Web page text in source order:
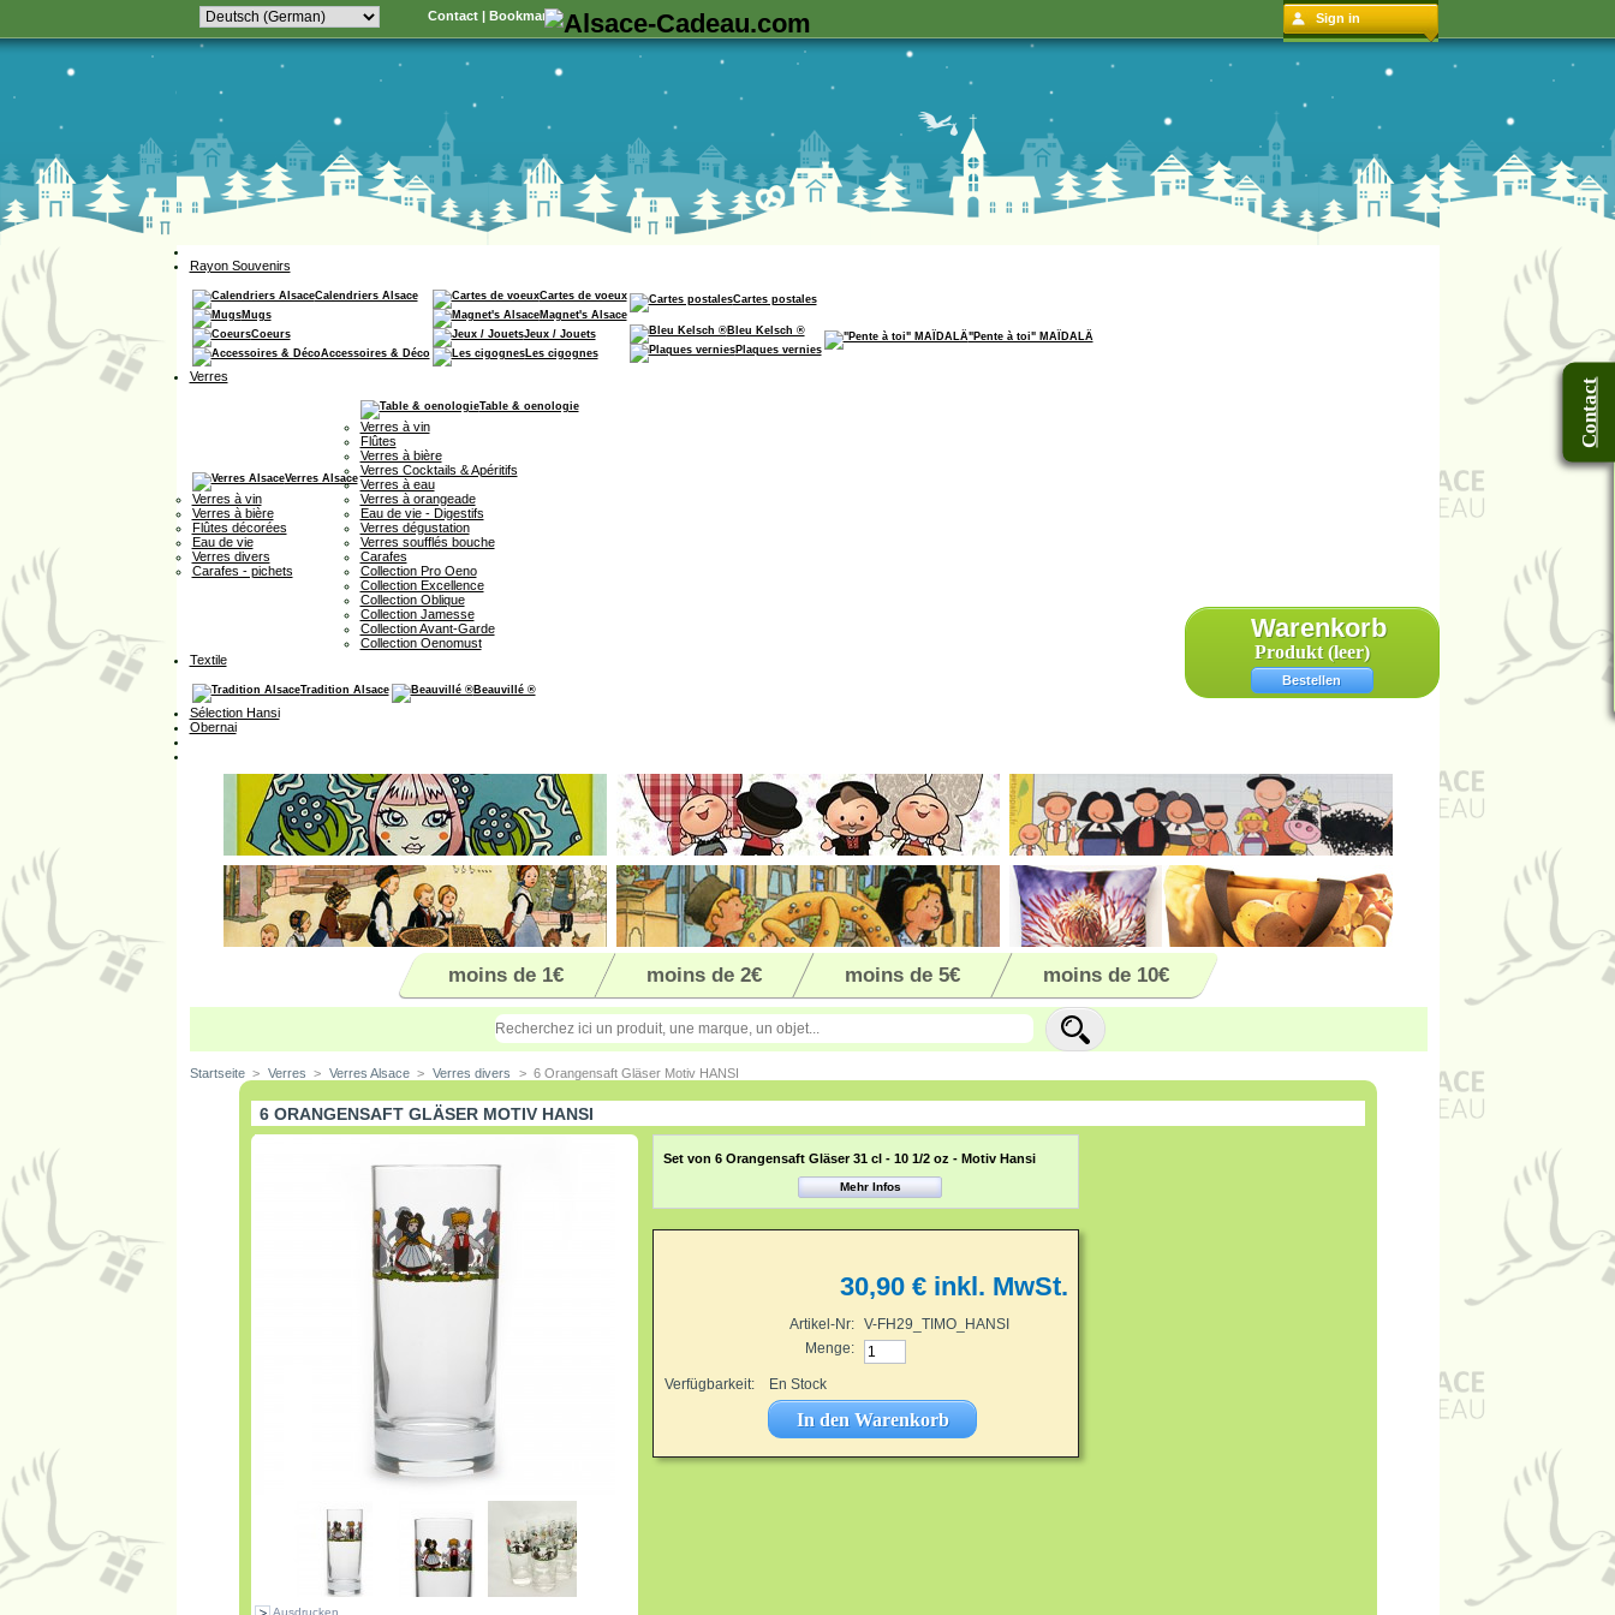
Contact | Bookmark Sign in
Rayon Souvenirs
Calendriers Alsace
Mugs
Coeurs
Accessoires & Déco
Cartes de voeux
Magnet's Alsace
Jeux / Jouets
Les cigognes
Cartes postales
Bleu Kelsch ®
Plaques vernies
"Pente à toi" MAÏDALÄ
Verres
Verres Alsace
Verres à vin
Verres à bière
Flûtes décorées
Eau de vie
Verres divers
Carafes - pichets
Table & oenologie
Verres à vin
Flûtes
Verres à bière
Verres Cocktails & Apéritifs
Verres à eau
Verres à orangeade
Eau de vie - Digestifs
Verres dégustation
Verres soufflés bouche
Carafes
Collection Pro Oeno
Collection Excellence
Collection Oblique
Collection Jamesse
Collection Avant-Garde
Collection Oenomust
Textile
Tradition Alsace Beauvillé ®
Sélection Hansi
Obernai
Warenkorb
Produkt (leer)
Bestellen
Contact
moins de 1€ moins de 2€ moins de 5€ moins de 10€
Startseite > Verres > Verres Alsace > Verres divers > 6 Orangensaft Gläser Motiv HANSI
6 ORANGENSAFT GLÄSER MOTIV HANSI
Ausdrucken
Set von 6 Orangensaft Gläser 31 cl - 10 1/2 oz - Motiv Hansi
Mehr Infos
30,90 €inkl. MwSt.
Artikel-Nr:
V-FH29_TIMO_HANSI
Menge:
Verfügbarkeit: En Stock